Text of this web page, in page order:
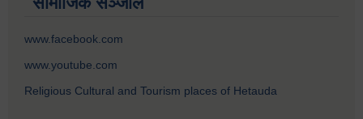
www.facebook.com
www.youtube.com
Religious Cultural and Tourism places of Hetauda